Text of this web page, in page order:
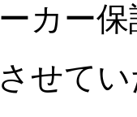
カー
せて